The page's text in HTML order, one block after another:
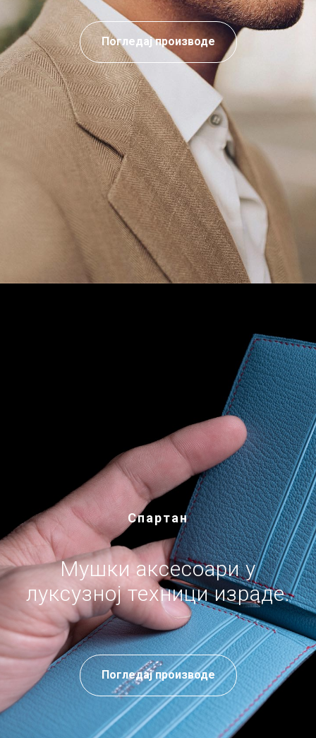
Погледај производе
Спартан
Мушки аксесоари у
луксузној техници израде.
Погледај производе